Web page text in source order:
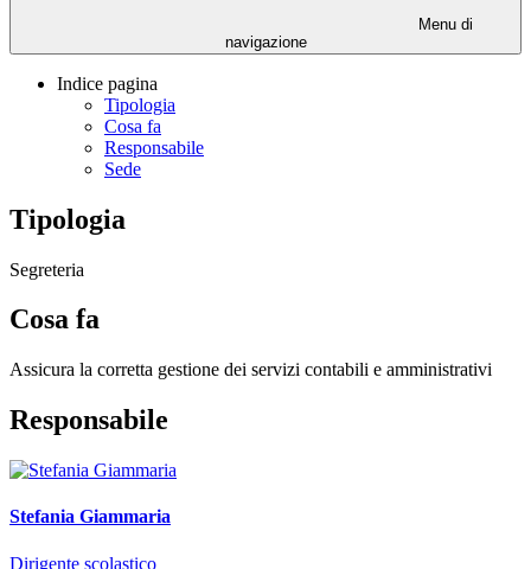
Menu di
navigazione
Indice pagina
Tipologia
Cosa fa
Responsabile
Sede
Tipologia
Segreteria
Cosa fa
Assicura la corretta gestione dei servizi contabili e amministrativi
Responsabile
Stefania Giammaria
Dirigente scolastico